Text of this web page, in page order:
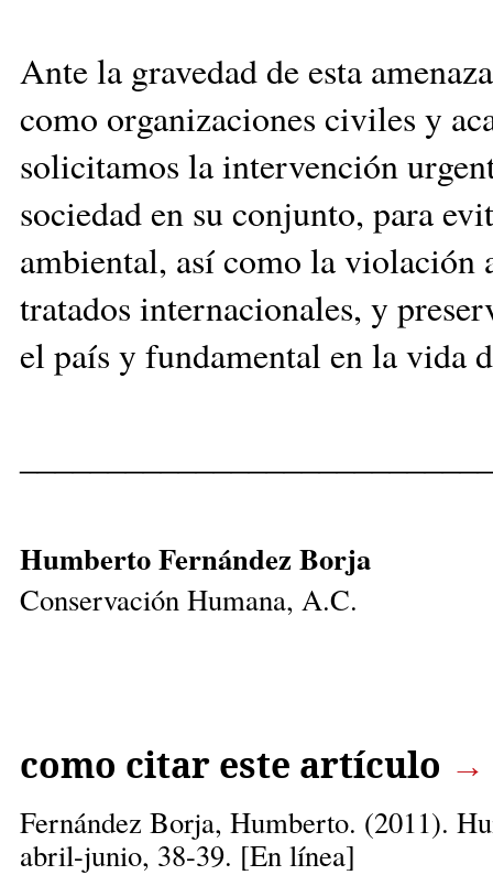
Ante la gravedad de esta
como organizaciones civiles y
solicitamos la intervención
sociedad en su conjunto, para
ambiental, así como la violación
tratados internacionales, y
el país y fundamental en la vida
Humberto Fernández Borja
Conservación Humana, A.C.
como citar este artículo →
Fernández Borja, Humberto. (2011).
abril-junio, 38-39. [En línea]